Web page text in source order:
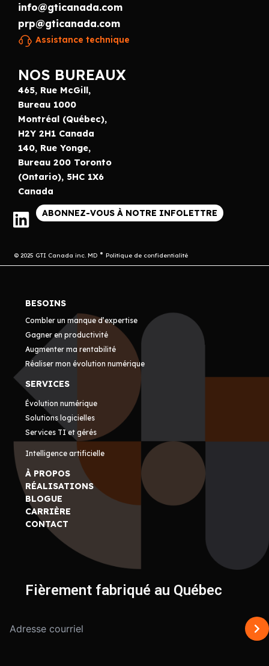
info@gticanada.com
prp@gticanada.com
Assistance technique
NOS BUREAUX
465, Rue McGill,
Bureau 1000
Montréal (Québec),
H2Y 2H1 Canada
140, Rue Yonge,
Bureau 200 Toronto
(Ontario), 5HC 1X6
Canada
ABONNEZ-VOUS À NOTRE INFOLETTRE
© 2025 GTI Canada inc. MD Politique de confidentialité
BESOINS
Combler un manque d’expertise
Gagner en productivité
Augmenter ma rentabilité
Réaliser mon évolution numérique
SERVICES
Évolution numérique
Solutions logicielles
Services TI et gérés
Intelligence artificielle
À PROPOS
RÉALISATIONS
BLOGUE
CARRIÈRE
CONTACT
Fièrement fabriqué au Québec